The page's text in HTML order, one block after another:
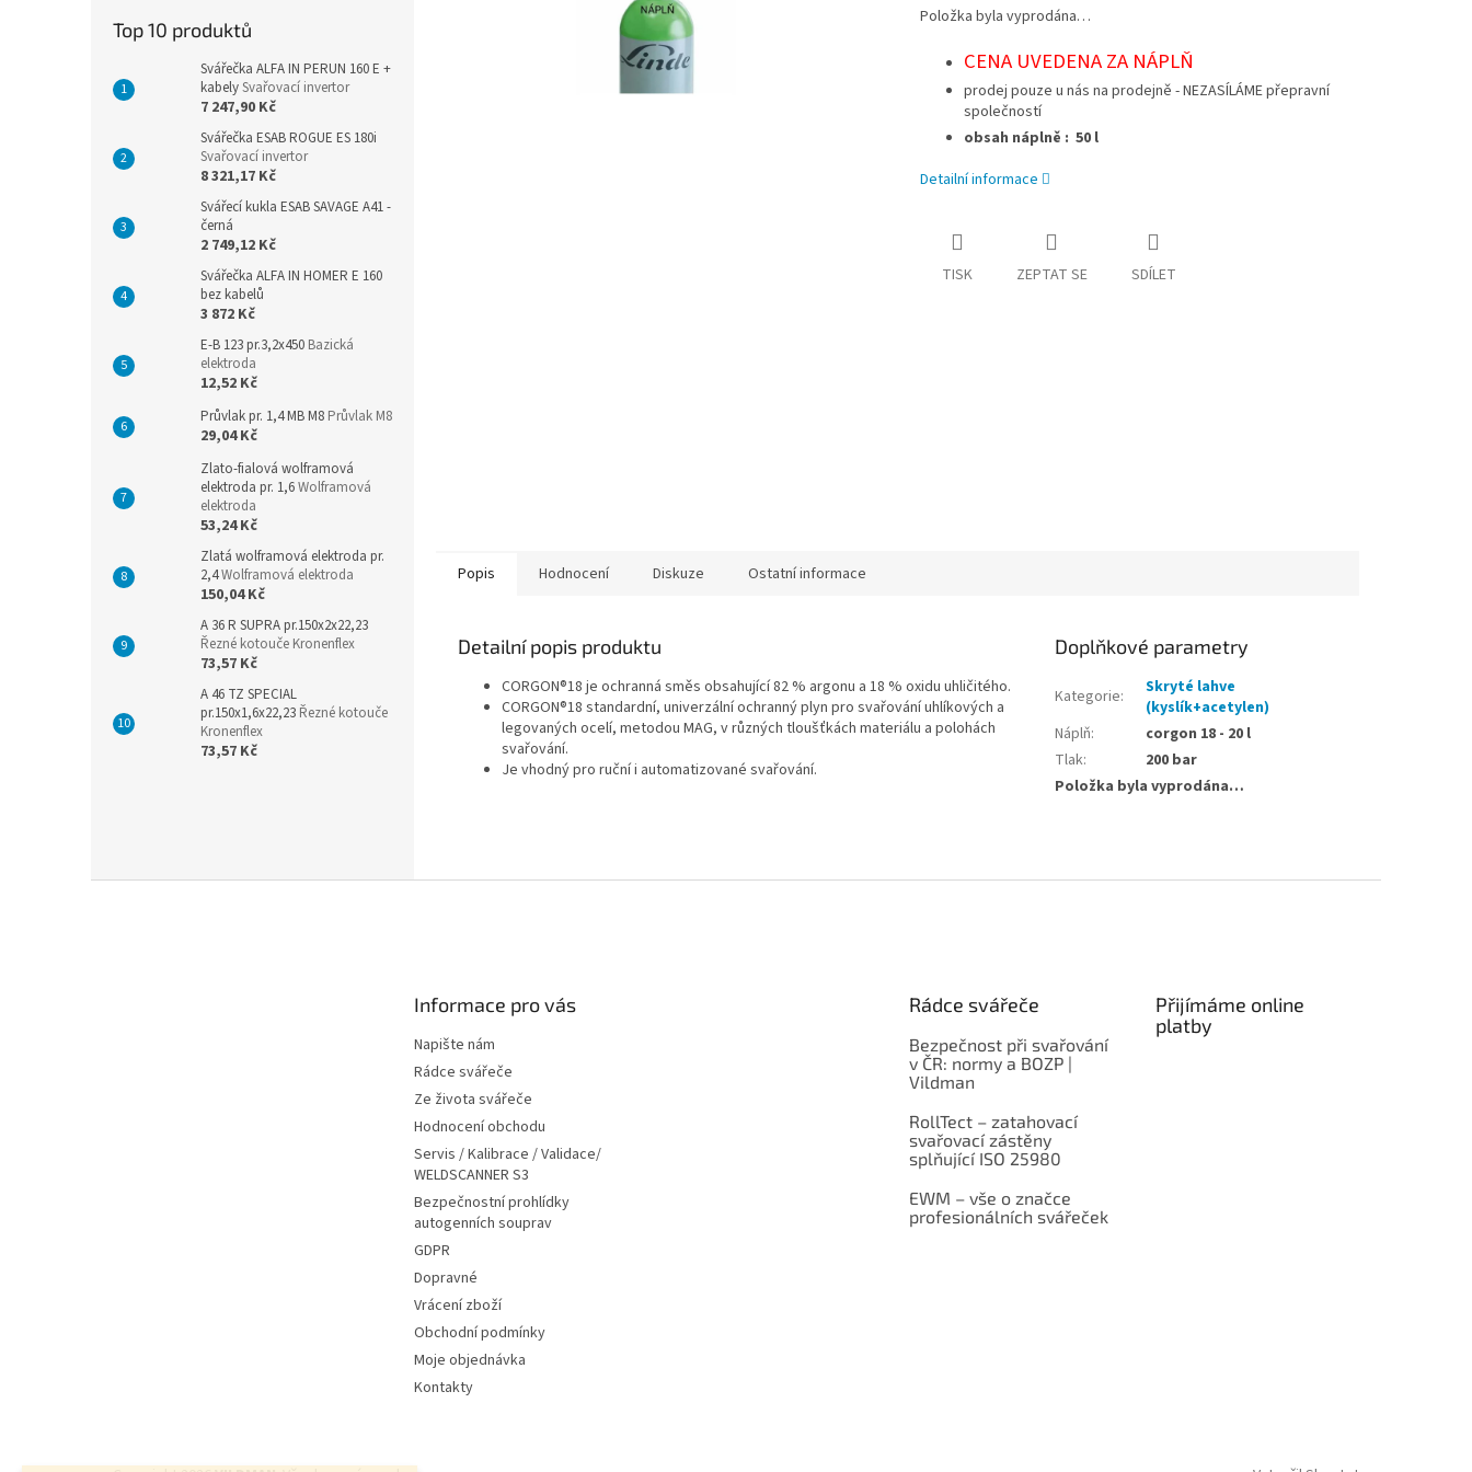
Top 10 produktů
Svářečka ALFA IN PERUN 160 E +
kabelySvařovací invertor
7 247,90 Kč
Svářečka ESAB ROGUE ES 180i
Svařovací invertor
8 321,17 Kč
Svářecí kukla ESAB SAVAGE A41 -
černá
2 749,12 Kč
Svářečka ALFA IN HOMER E 160
bez kabelů
3 872 Kč
E-B 123 pr.3,2x450 Bazická
elektroda
12,52 Kč
Průvlak pr. 1,4 MB M8 Průvlak M8
29,04 Kč
Zlato-fialová wolframová
elektroda pr. 1,6Wolframová
elektroda
53,24 Kč
Zlatá wolframová elektroda pr.
2,4Wolframová elektroda
150,04 Kč
A 36 R SUPRA pr.150x2x22,23
Řezné kotouče Kronenflex
73,57 Kč
A 46 TZ SPECIAL
pr.150x1,6x22,23 Řezné kotouče
Kronenflex
73,57 Kč
Položka byla vyprodána…
CENA UVEDENA ZA NÁPLŇ
prodej pouze u nás na prodejně - NEZASÍLÁME přepravní
společností
obsah náplně : 50 l
Detailní informace
TISK ZEPTAT SE SDÍLET
Popis Hodnocení Diskuze Ostatní informace
Detailní popis produktu
CORGON®18 je ochranná směs obsahující 82 % argonu a 18 % oxidu uhličitého.
CORGON®18 standardní, univerzální ochranný plyn pro svařování uhlíkových a
legovaných ocelí, metodou MAG, v různých tloušťkách materiálu a polohách
svařování.
Je vhodný pro ruční i automatizované svařování.
Doplňkové parametry
Kategorie:
Skryté lahve
(kyslík+acetylen)
Náplň:
corgon 18 - 20 l
Tlak:
200 bar
Položka byla vyprodána…
Informace pro vás
Napište nám
Rádce svářeče
Ze života svářeče
Hodnocení obchodu
Servis / Kalibrace / Validace/
WELDSCANNER S3
Bezpečnostní prohlídky
autogenních souprav
GDPR
Dopravné
Vrácení zboží
Obchodní podmínky
Moje objednávka
Kontakty
Rádce svářeče
Bezpečnost při svařování
v ČR: normy a BOZP |
Vildman
RollTect – zatahovací
svařovací zástěny
splňující ISO 25980
EWM – vše o značce
profesionálních svářeček
Přijímáme online
platby